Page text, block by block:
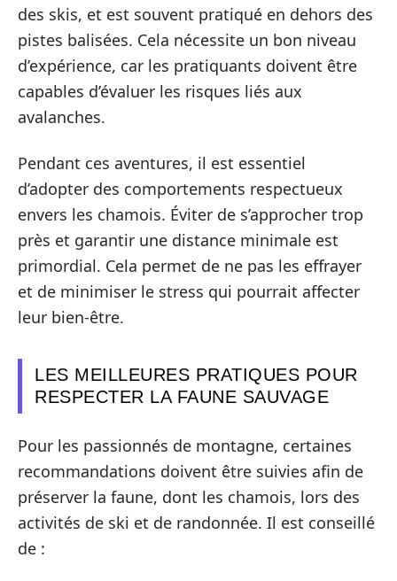
des skis, et est souvent pratiqué en dehors des
pistes balisées. Cela nécessite un bon niveau
d’expérience, car les pratiquants doivent être
capables d’évaluer les risques liés aux
avalanches.
Pendant ces aventures, il est essentiel
d’adopter des comportements respectueux
envers les chamois. Éviter de s’approcher trop
près et garantir une distance minimale est
primordial. Cela permet de ne pas les effrayer
et de minimiser le stress qui pourrait affecter
leur bien-être.
LES MEILLEURES PRATIQUES POUR
RESPECTER LA FAUNE SAUVAGE
Pour les passionnés de montagne, certaines
recommandations doivent être suivies afin de
préserver la faune, dont les chamois, lors des
activités de ski et de randonnée. Il est conseillé
de :